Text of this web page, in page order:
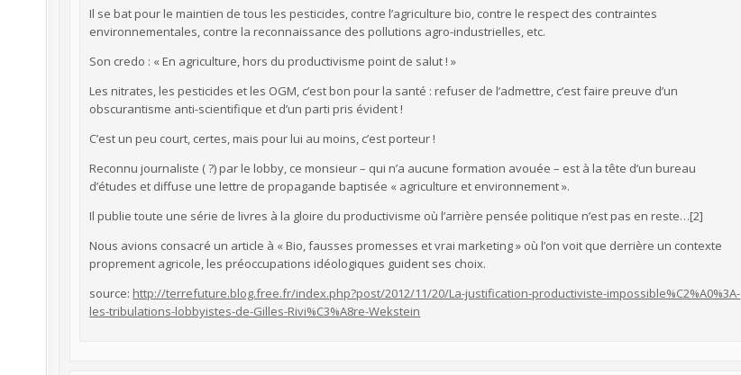
Il se bat pour le maintien de tous les pesticides, contre l’agriculture bio, contre le respect des contraintes
environnementales, contre la reconnaissance des pollutions agro-industrielles, etc.
Son credo : « En agriculture, hors du productivisme point de salut ! »
Les nitrates, les pesticides et les OGM, c’est bon pour la santé : refuser de l’admettre, c’est faire preuve d’un
obscurantisme anti-scientifique et d’un parti pris évident !
C’est un peu court, certes, mais pour lui au moins, c’est porteur !
Reconnu journaliste ( ?) par le lobby, ce monsieur – qui n’a aucune formation avouée – est à la tête d’un bureau
d’études et diffuse une lettre de propagande baptisée « agriculture et environnement ».
Il publie toute une série de livres à la gloire du productivisme où l’arrière pensée politique n’est pas en reste…[2]
Nous avions consacré un article à « Bio, fausses promesses et vrai marketing » où l’on voit que derrière un contexte
proprement agricole, les préoccupations idéologiques guident ses choix.
source: http://terrefuture.blog.free.fr/index.php?post/2012/11/20/La-justification-productiviste-impossible%C2%A0%3A-
les-tribulations-lobbyistes-de-Gilles-Rivi%C3%A8re-Wekstein